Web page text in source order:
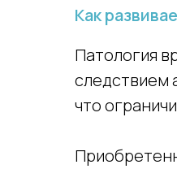
Как
Патология
следствием
что